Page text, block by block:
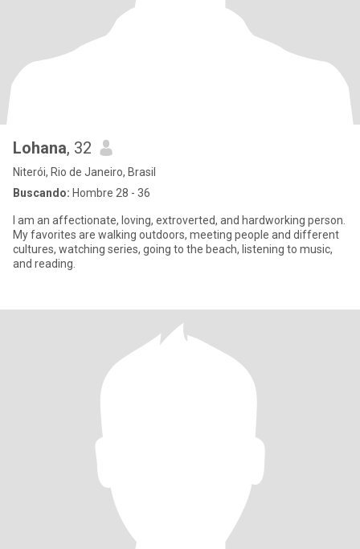
Lohana, 32
Niterói, Rio de Janeiro, Brasil
Buscando: Hombre 28 - 36
I am an affectionate, loving, extroverted, and hardworking person.
My favorites are walking outdoors, meeting people and different
cultures, watching series, going to the beach, listening to music,
and reading.